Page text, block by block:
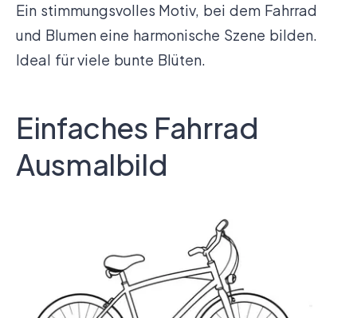
Ein stimmungsvolles Motiv, bei dem Fahrrad
und Blumen eine harmonische Szene bilden.
Ideal für viele bunte Blüten.
Einfaches Fahrrad
Ausmalbild